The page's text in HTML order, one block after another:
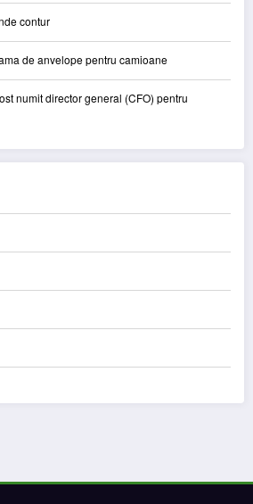
contur
de anvelope pentru camioane
numit director general (CFO) pentru